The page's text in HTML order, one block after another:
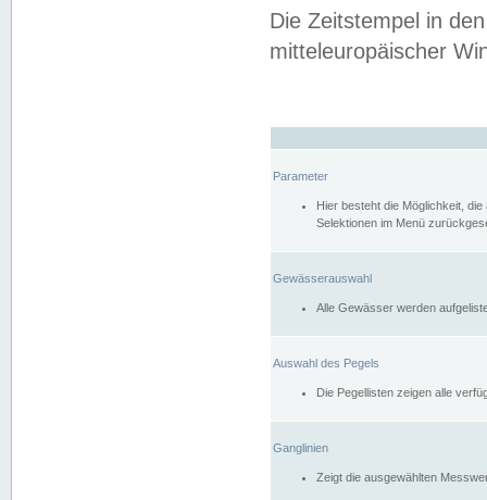
Die Zeitstempel in
mitteleuropäischer
Parameter
Hier besteht die Möglichkeit,
Selektionen im Menü
Gewässerauswahl
Alle Gewässer werden
Auswahl des Pegels
Die Pegellisten zeigen alle
Ganglinien
Zeigt die ausgewählten